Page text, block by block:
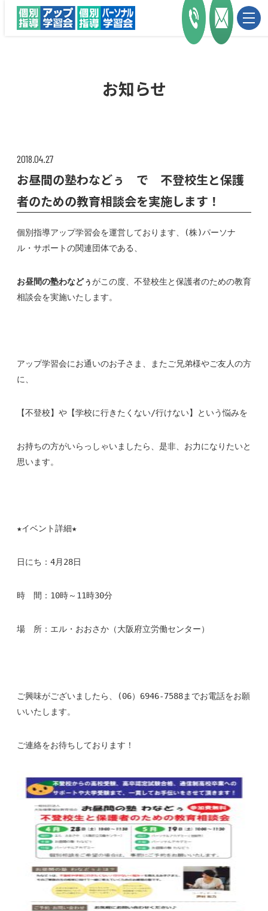
お知らせ
2018.04.27
お昼間の塾わなどぅ で 不登校生と保護
者のための教育相談会を実施します！
個別指導アップ学習会を運営しております、 (株)パーソナ
ル・サポートの関連団体である、
お昼間の塾わなどぅがこの度、不登校生と保護者のための教育
相談会を実施いたします。
アップ学習会にお通いのお子さま、またご兄弟様やご友人の方
に、
【不登校】や【学校に行きたくない/行けない】という悩みを
お持ちの方がいらっしゃいましたら、是非、お力になりたいと
思います。
★イベント詳細★
日にち：4月28日
時 間：10時～11時30分
場 所：エル・おおさか（大阪府立労働センター）
ご興味がございましたら、(06）6946-7588までお電話をお願
いいたします。
ご連絡をお待ちしております！